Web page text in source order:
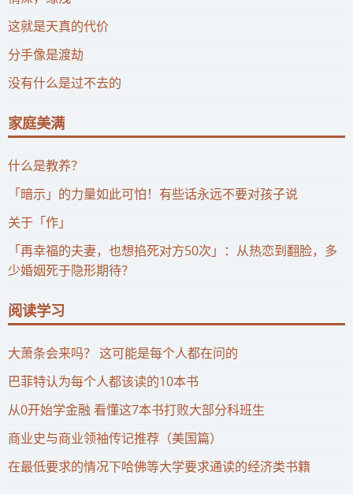
这就是天真的代价
分手像是渡劫
没有什么是过不去的
家庭美满
什么是教养？
「暗示」的力量如此可怕！有些话永远不要对孩子说
关于「作」
「再幸福的夫妻，也想掐死对方50次」：从热恋到翻脸，多
少婚姻死于隐形期待？
阅读学习
大萧条会来吗？ 这可能是每个人都在问的
巴菲特认为每个人都该读的10本书
从0开始学金融 看懂这7本书打败大部分科班生
商业史与商业领袖传记推荐（美国篇）
在最低要求的情况下哈佛等大学要求通读的经济类书籍